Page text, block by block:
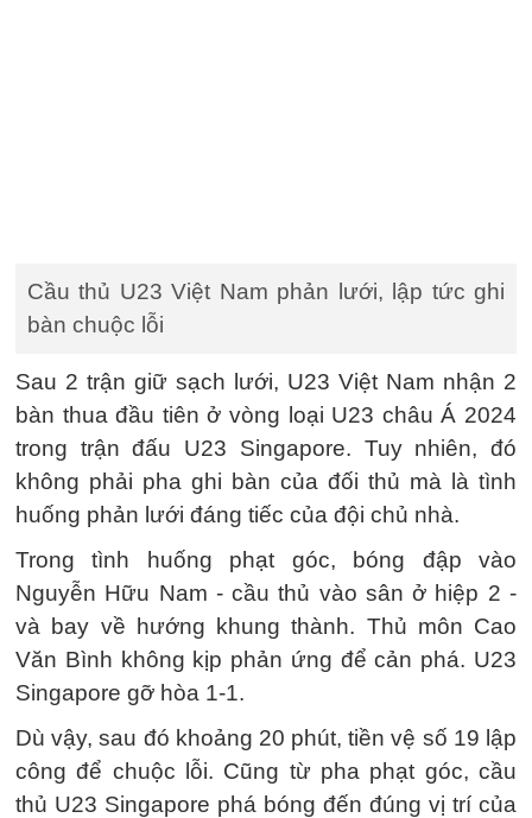
Cầu thủ U23 Việt Nam phản lưới, lập tức ghi
bàn chuộc lỗi
Sau 2 trận giữ sạch lưới, U23 Việt Nam nhận 2
bàn thua đầu tiên ở vòng loại U23 châu Á 2024
trong trận đấu U23 Singapore. Tuy nhiên, đó
không phải pha ghi bàn của đối thủ mà là tình
huống phản lưới đáng tiếc của đội chủ nhà.
Trong tình huống phạt góc, bóng đập vào
Nguyễn Hữu Nam - cầu thủ vào sân ở hiệp 2 -
và bay về hướng khung thành. Thủ môn Cao
Văn Bình không kịp phản ứng để cản phá. U23
Singapore gỡ hòa 1-1.
Dù vậy, sau đó khoảng 20 phút, tiền vệ số 19 lập
công để chuộc lỗi. Cũng từ pha phạt góc, cầu
thủ U23 Singapore phá bóng đến đúng vị trí của